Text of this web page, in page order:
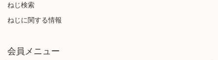
ねじ検索
ねじに関する情報
会員メニュー